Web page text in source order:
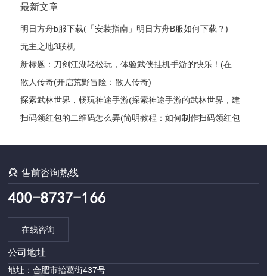
最新文章
明日方舟b服下载(「安装指南」明日方舟B服如何下载？)
无主之地3联机
新标题：刀剑江湖轻松玩，体验武侠挂机手游的快乐！(在
《刀剑江湖》中尽情畅游，感受武侠世界的奥秘！)
散人传奇(开启荒野冒险：散人传奇)
探索武林世界，畅玩神途手游(探索神途手游的武林世界，建
立你的传奇故事)
扫码领红包的二维码怎么弄(简明教程：如何制作扫码领红包
售前咨询热线
在线咨询
公司地址
地址：合肥市抬葛街437号